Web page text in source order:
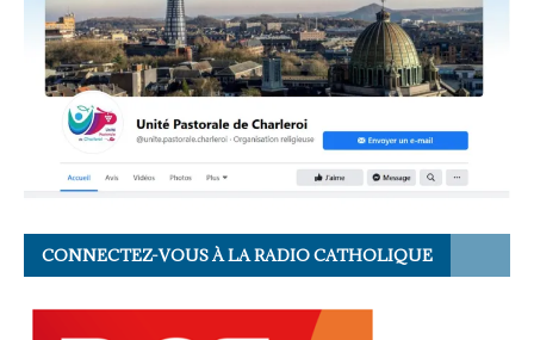
CONNECTEZ-VOUS À LA RADIO CATHOLIQUE